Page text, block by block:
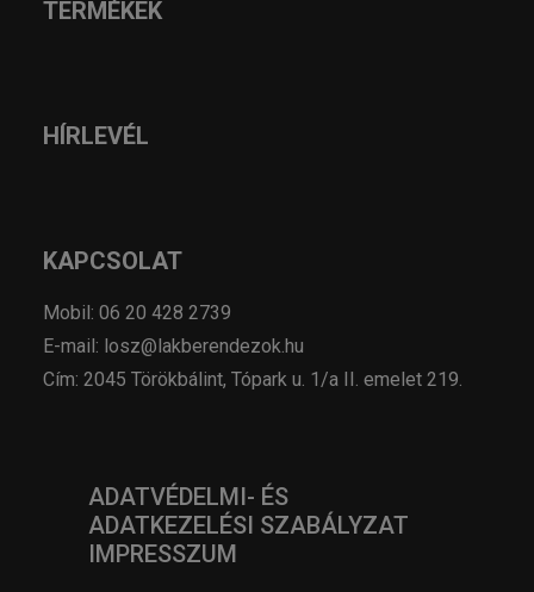
TERMÉKEK
HÍRLEVÉL
KAPCSOLAT
Mobil: 06 20 428 2739
E-mail: losz@lakberendezok.hu
Cím: 2045 Törökbálint, Tópark u. 1/a II. emelet 219.
ADATVÉDELMI- ÉS
ADATKEZELÉSI SZABÁLYZAT
IMPRESSZUM